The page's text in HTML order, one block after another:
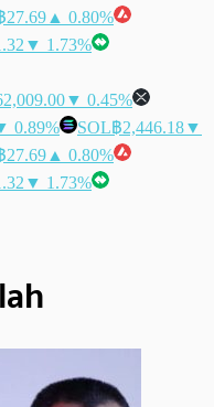
27.69 ▲ 0.80%
▼ 1.73%
▼ 0.45%
0.89% SOL฿2,446.18▼
27.69 ▲ 0.80%
▼ 1.73%